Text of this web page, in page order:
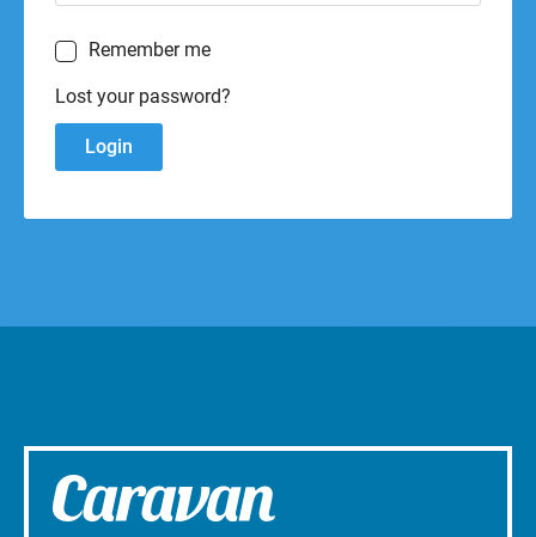
Remember me
Lost your password?